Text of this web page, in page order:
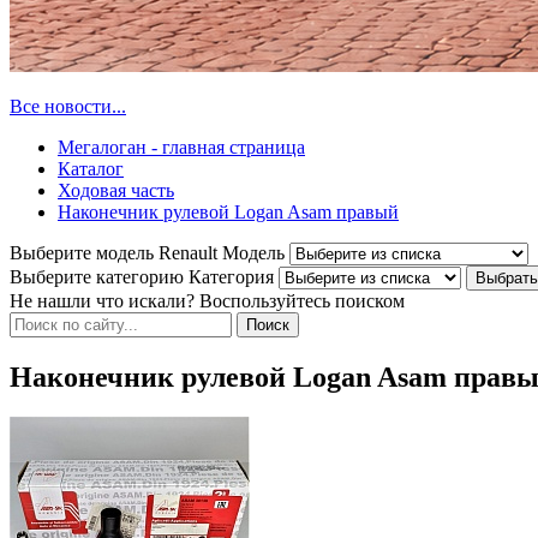
Все новости...
Мегалоган - главная страница
Каталог
Ходовая часть
Наконечник рулевой Logan Asam правый
Выберите модель Renault Модель
Выберите категорию Категория
Не нашли что искали? Воспользуйтесь поиском
Наконечник рулевой Logan Asam